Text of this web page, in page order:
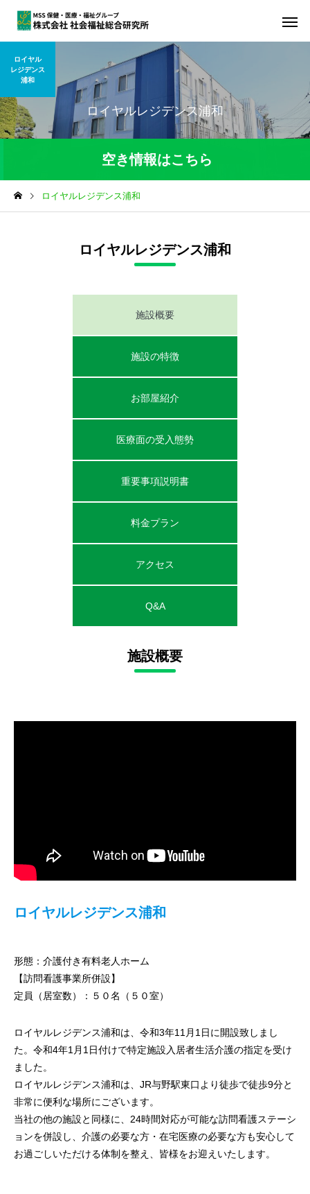
ロイヤルレジデンス浦和
ロイヤル
レジデンス
浦和
空き情報はこちら
ロイヤルレジデンス浦和
ロイヤルレジデンス浦和
施設概要
施設の特徴
お部屋紹介
医療面の受入態勢
重要事項説明書
料金プラン
アクセス
Q&A
施設概要
ロイヤルレジデンス浦和
形態：介護付き有料老人ホーム
【訪問看護事業所併設】
定員（居室数）：５０名（５０室）
ロイヤルレジデンス浦和は、令和3年11月1日に開設致しまし
た。令和4年1月1日付けで特定施設入居者生活介護の指定を受け
ました。
ロイヤルレジデンス浦和は、JR与野駅東口より徒歩で徒歩9分と
非常に便利な場所にございます。
当社の他の施設と同様に、24時間対応が可能な訪問看護ステーシ
ョンを併設し、介護の必要な方・在宅医療の必要な方も安心して
お過ごしいただける体制を整え、皆様をお迎えいたします。